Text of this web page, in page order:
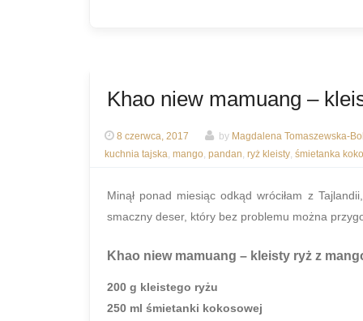
Khao niew mamuang –
8 czerwca, 2017 by Magdalena Tomaszewska-
kuchnia tajska, mango, pandan, ryż kleisty, śmietanka
Minął ponad miesiąc odkąd wróciłam z
smaczny deser, który bez problemu można
Khao niew mamuang – kleisty ryż z
200 g kleistego ryżu
250 ml śmietanki kokosowej